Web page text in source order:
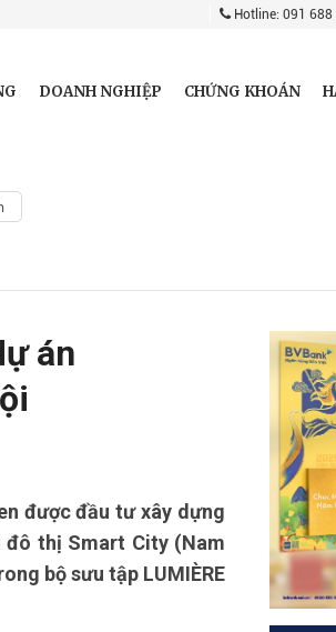
Hotline: 091 688
DOANH NGHIỆP CHỨNG KHOÁN
án
được đầu tư xây dựng
đô thị Smart City (Nam
bộ sưu tập LUMIÈRE